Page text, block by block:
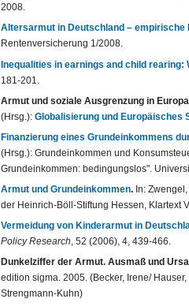
2008.
Altersarmut in Deutschland –
Rentenversicherung 1/2008.
Inequalities in earnings and child
181-201.
Armut und soziale Ausgrenzung in
(Hrsg.): Globalisierung und Europäisches
Finanzierung eines Grundeinkommens
(Hrsg.): Grundeinkommen und
Grundeinkommen: bedingungslos".
Armut und Grundeinkommen. In:
der Heinrich-Böll-Stiftung Hessen, Klartext
Vermeidung von Kinderarmut in
Policy Research, 52 (2006), 4, 439-466.
Dunkelziffer der Armut. Ausmaß und
edition sigma. 2005. (Becker, Irene/
Strengmann-Kuhn)